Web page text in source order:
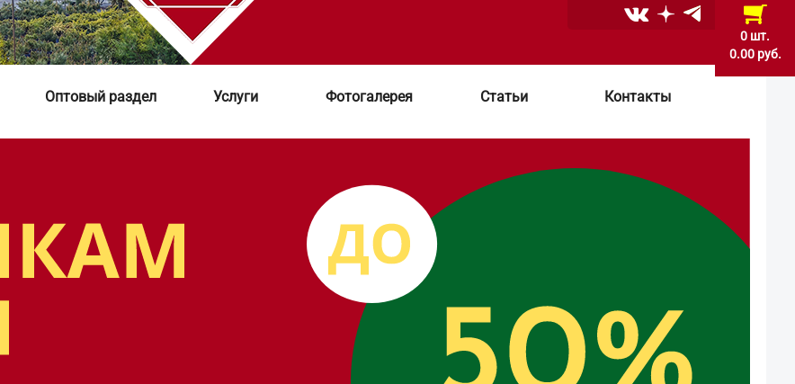
0 шт.
0.00 руб.
Оптовый раздел Услуги Фотогалерея Статьи Контакты